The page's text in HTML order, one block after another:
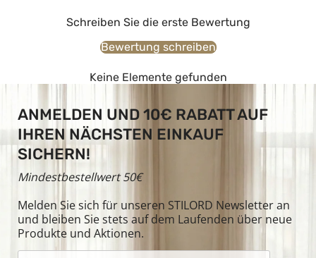
Schreiben Sie die erste Bewertung
Bewertung schreiben
Keine Elemente gefunden
ANMELDEN UND 10€ RABATT AUF
IHREN NÄCHSTEN EINKAUF
SICHERN!
Mindestbestellwert 50€
Melden Sie sich für unseren STILORD Newsletter an
und bleiben Sie stets auf dem Laufenden über neue
Produkte und Aktionen.